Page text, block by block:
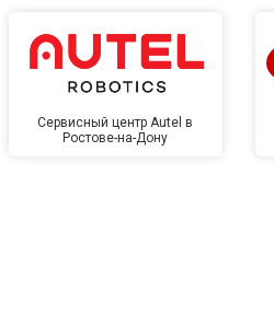
Сервисный центр Autel в
Ростове-на-Дону